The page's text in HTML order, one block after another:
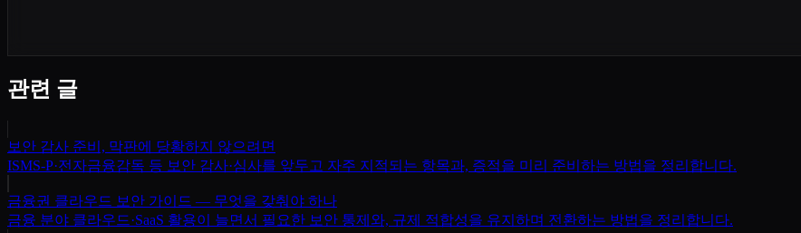
관련 글
보안 감사 준비, 막판에 당황하지 않으려면
ISMS-P·전자금융감독 등 보안 감사·심사를 앞두고 자주 지적되는 항목과, 증적을 미리 준비하는 방법을 정리합니다.
금융권 클라우드 보안 가이드 — 무엇을 갖춰야 하나
금융 분야 클라우드·SaaS 활용이 늘면서 필요한 보안 통제와, 규제 적합성을 유지하며 전환하는 방법을 정리합니다.